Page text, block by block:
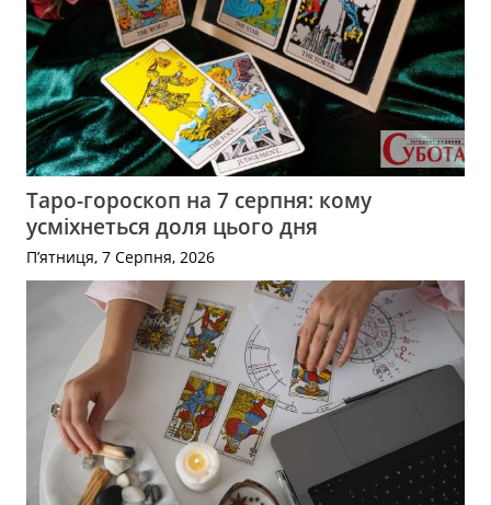
Таро-гороскоп на 7 серпня: кому
усміхнеться доля цього дня
П’ятниця, 7 Серпня, 2026